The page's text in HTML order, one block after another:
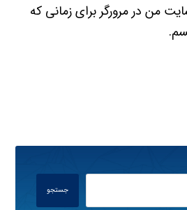
من در مرورگر برای زمانی که
جستجو